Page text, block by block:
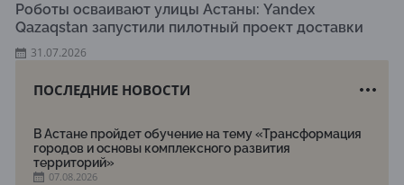
Роботы осваивают улицы Астаны: Yandex
Qazaqstan запустили пилотный проект доставки
31.07.2026
ПОСЛЕДНИЕ НОВОСТИ
В Астане пройдет обучение на тему «Трансформация
городов и основы комплексного развития
территорий»
07.08.2026